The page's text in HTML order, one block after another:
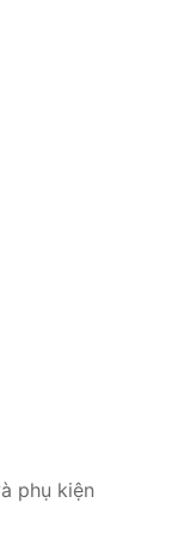
phụ kiện